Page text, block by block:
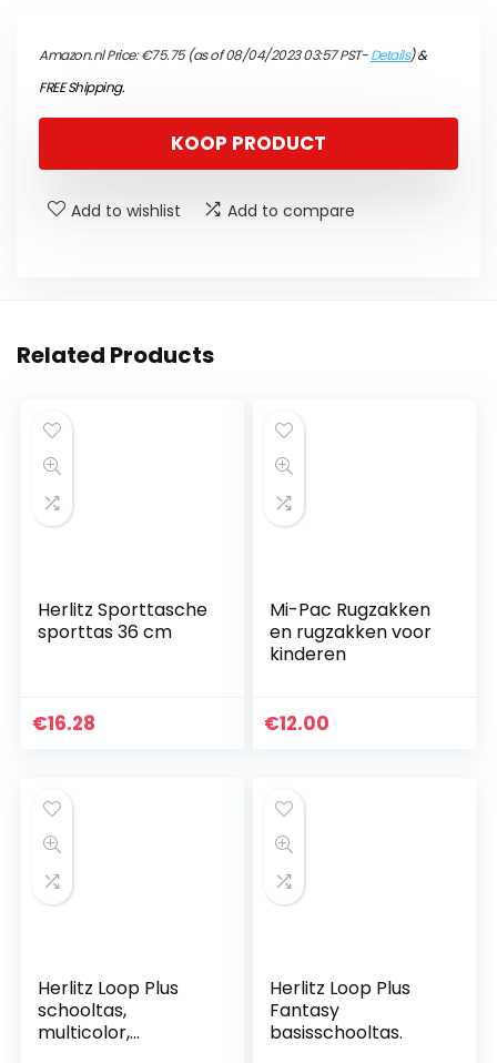
Amazon.nl Price:€75.75(as of 08/04/2023 03:57 PST-Details)&
FREE Shipping.
KOOP PRODUCT
Add to wishlist Add to compare
Related Products
Herlitz Sporttasche
sporttas 36 cm
€16.28
Mi-Pac Rugzakken
en rugzakken voor
kinderen
€12.00
Herlitz Loop Plus
schooltas,
multicolor,
Herlitz Loop Plus
Fantasy
basisschooltas.